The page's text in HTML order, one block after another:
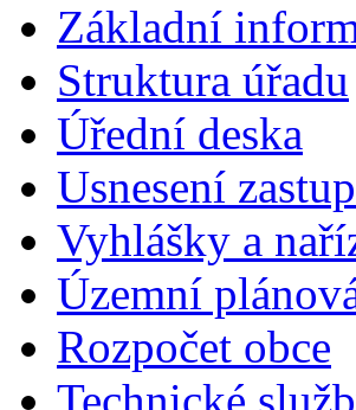
Základní
Struktura úřadu
Úřední deska
Usnesení
Vyhlášky a
Územní
Rozpočet obce